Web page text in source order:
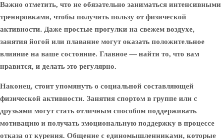
Важно отметить, что не обязательно заниматься интенсивными
тренировками, чтобы получить пользу от физической
активности. Даже простые прогулки на свежем воздухе,
занятия йогой или плавание могут оказать положительное
влияние на ваше состояние. Главное — найти то, что вам
нравится, и делать это регулярно.
Наконец, стоит упомянуть о социальной составляющей
физической активности. Занятия спортом в группе или с
друзьями могут стать отличным способом поддерживать
мотивацию и получать эмоциональную поддержку в процессе
отказа от курения. Общение с единомышленниками, которые